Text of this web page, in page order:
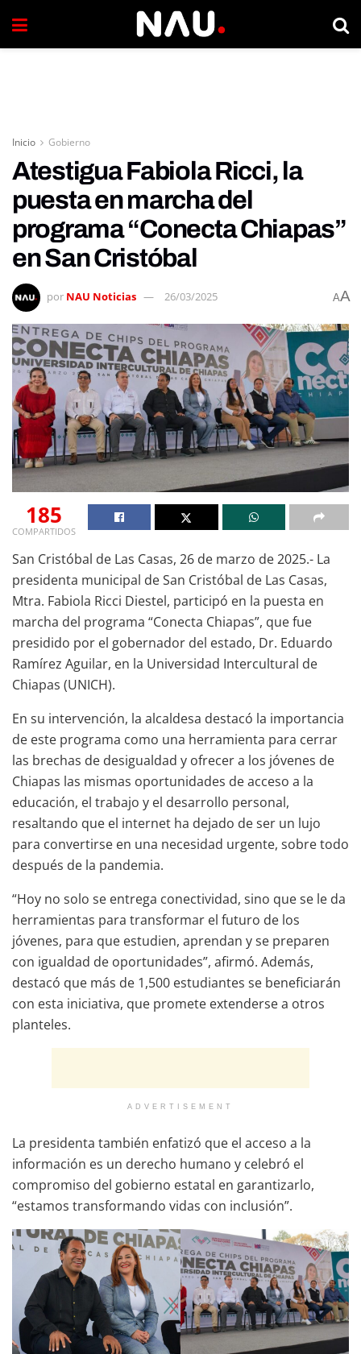
Inicio Gobierno
Atestigua Fabiola Ricci, la
puesta en marcha del
programa “Conecta Chiapas”
en San Cristóbal
por NAU Noticias 26/03/2025 AA
185
COMPARTIDOS
San Cristóbal de Las Casas, 26 de marzo de 2025.- La
presidenta municipal de San Cristóbal de Las Casas,
Mtra. Fabiola Ricci Diestel, participó en la puesta en
marcha del programa “Conecta Chiapas”, que fue
presidido por el gobernador del estado, Dr. Eduardo
Ramírez Aguilar, en la Universidad Intercultural de
Chiapas (UNICH).
En su intervención, la alcaldesa destacó la importancia
de este programa como una herramienta para cerrar
las brechas de desigualdad y ofrecer a los jóvenes de
Chiapas las mismas oportunidades de acceso a la
educación, el trabajo y el desarrollo personal,
resaltando que el internet ha dejado de ser un lujo
para convertirse en una necesidad urgente, sobre todo
después de la pandemia.
“Hoy no solo se entrega conectividad, sino que se le da
herramientas para transformar el futuro de los
jóvenes, para que estudien, aprendan y se preparen
con igualdad de oportunidades”, afirmó. Además,
destacó que más de 1,500 estudiantes se beneficiarán
con esta iniciativa, que promete extenderse a otros
planteles.
ADVERTISEMENT
La presidenta también enfatizó que el acceso a la
información es un derecho humano y celebró el
compromiso del gobierno estatal en garantizarlo,
“estamos transformando vidas con inclusión”.